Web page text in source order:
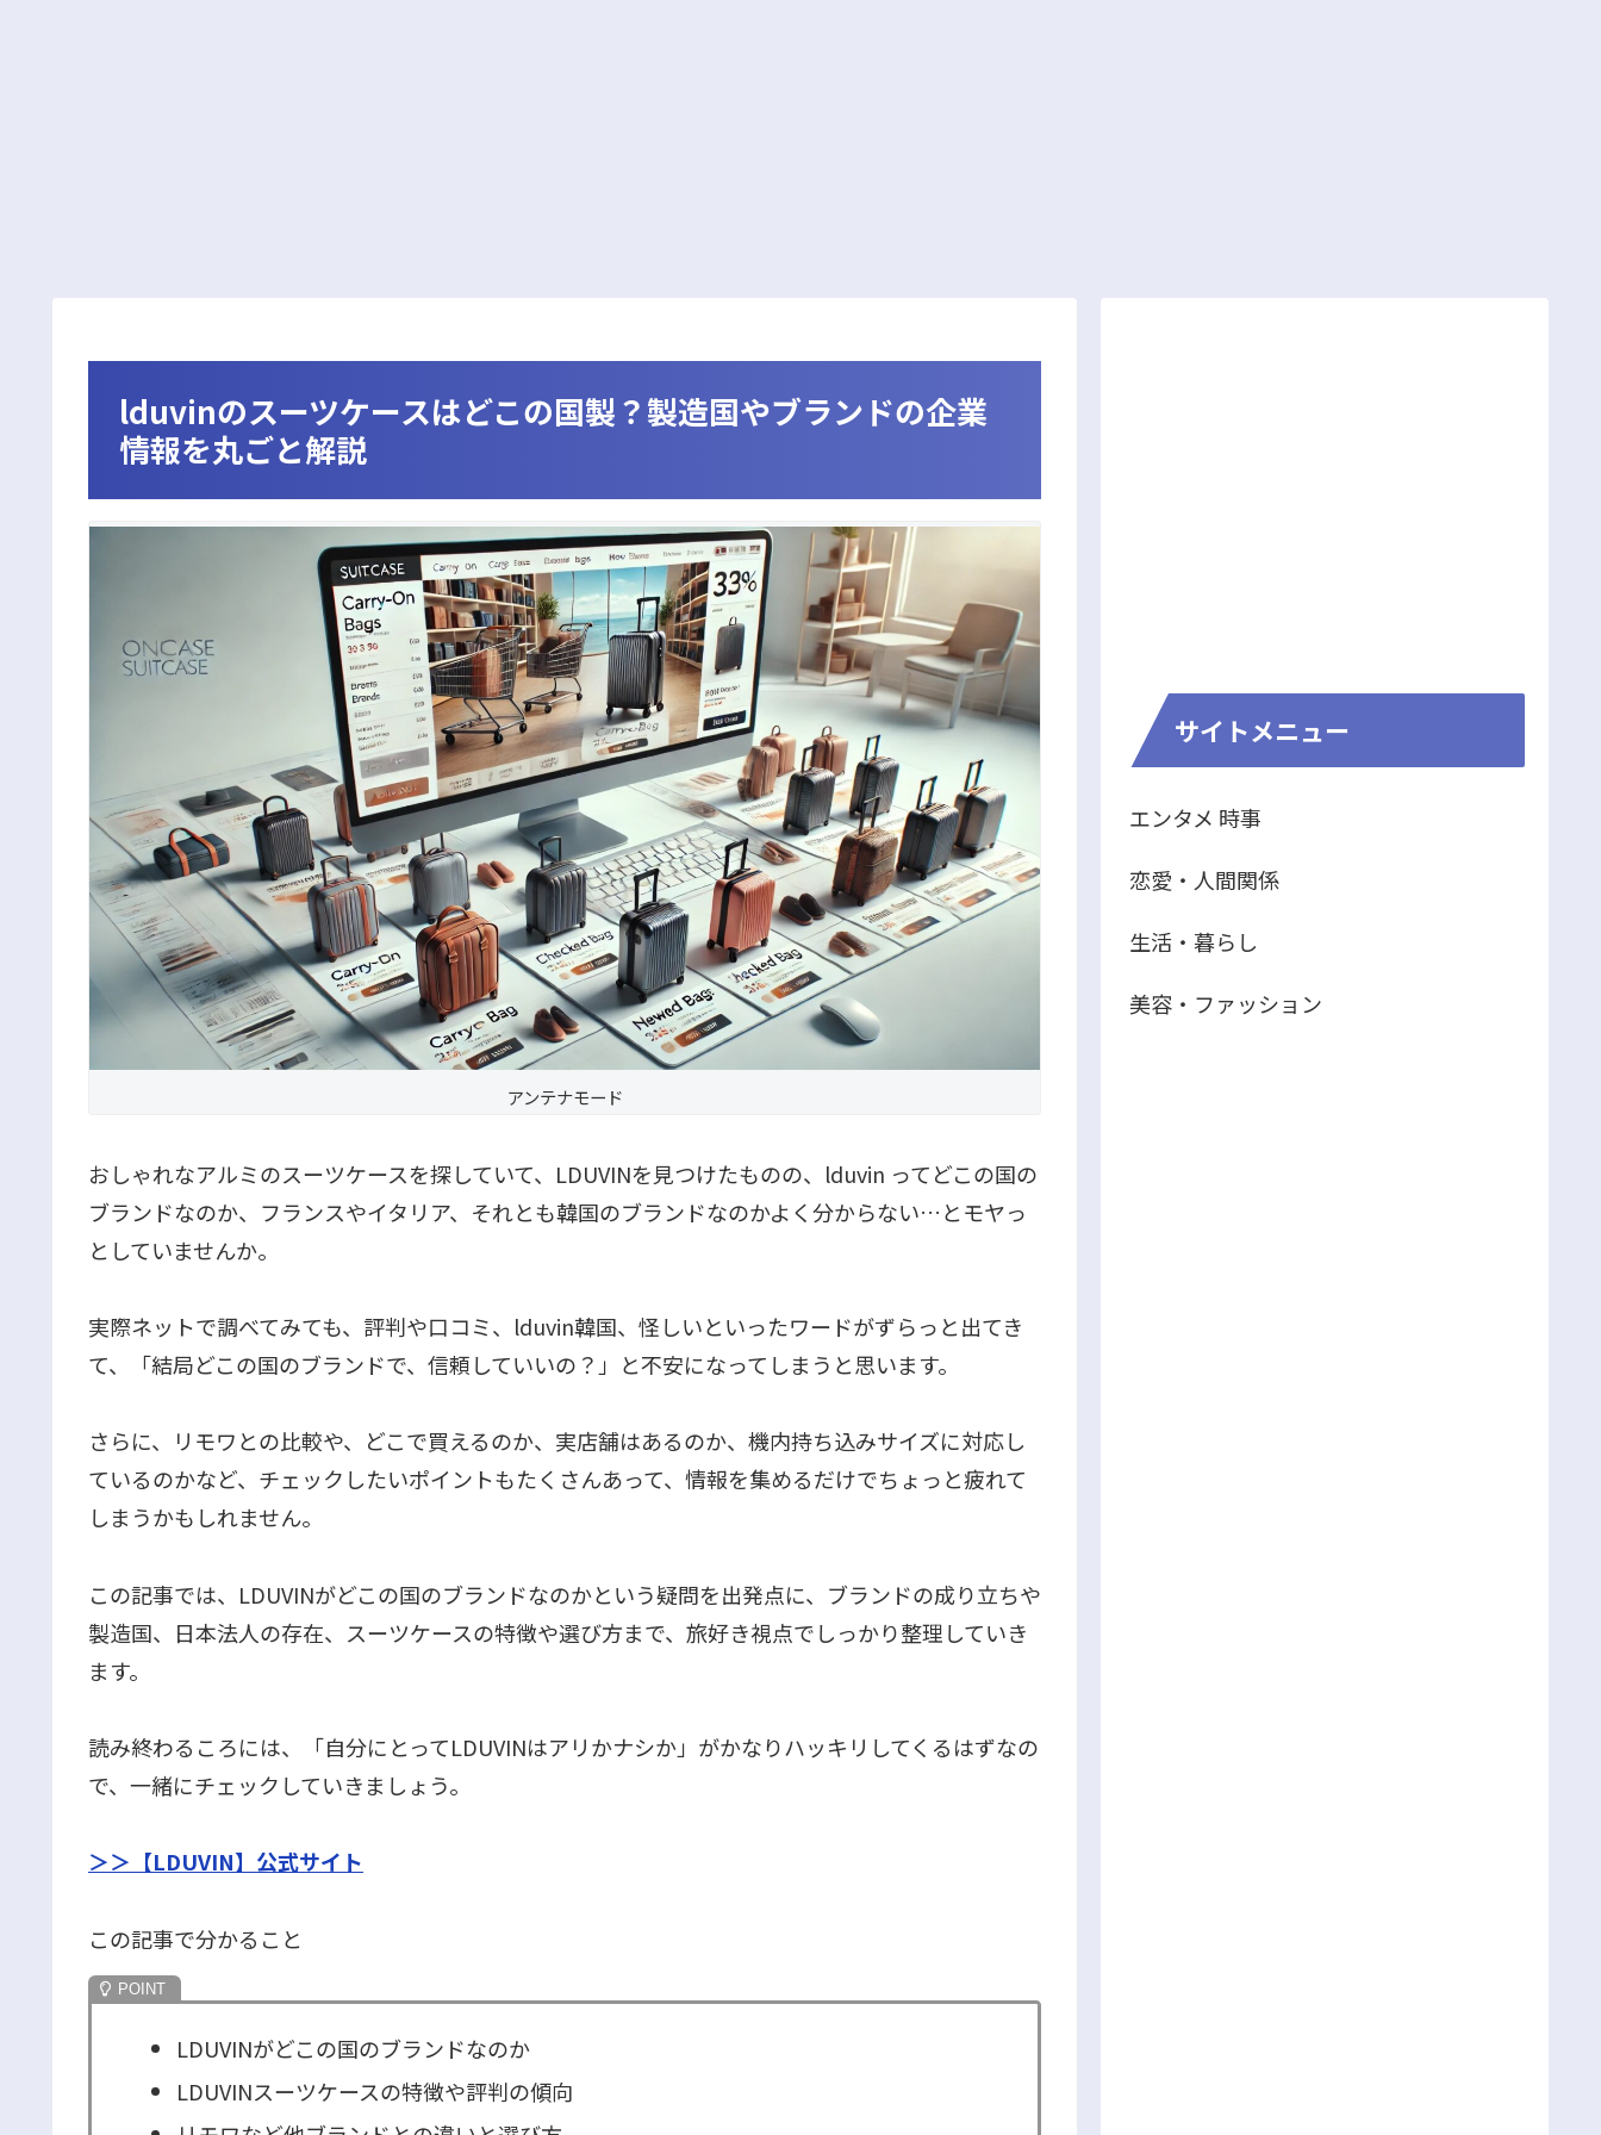
lduvinのスーツケースはどこの国製？製造国やブランドの企業
情報を丸ごと解説
アンテナモード
おしゃれなアルミのスーツケースを探していて、LDUVINを見つけたものの、lduvin ってどこの国の
ブランドなのか、フランスやイタリア、それとも韓国のブランドなのかよく分からない…とモヤっ
としていませんか。
実際ネットで調べてみても、評判や口コミ、lduvin韓国、怪しいといったワードがずらっと出てき
て、「結局どこの国のブランドで、信頼していいの？」と不安になってしまうと思います。
さらに、リモワとの比較や、どこで買えるのか、実店舗はあるのか、機内持ち込みサイズに対応し
ているのかなど、チェックしたいポイントもたくさんあって、情報を集めるだけでちょっと疲れて
しまうかもしれません。
この記事では、LDUVINがどこの国のブランドなのかという疑問を出発点に、ブランドの成り立ちや
製造国、日本法人の存在、スーツケースの特徴や選び方まで、旅好き視点でしっかり整理していき
ます。
読み終わるころには、「自分にとってLDUVINはアリかナシか」がかなりハッキリしてくるはずなの
で、一緒にチェックしていきましょう。
＞＞【LDUVIN】公式サイト
この記事で分かること
LDUVINがどこの国のブランドなのか
LDUVINスーツケースの特徴や評判の傾向
サイトメニュー
エンタメ 時事
恋愛・人間関係
生活・暮らし
美容・ファッション